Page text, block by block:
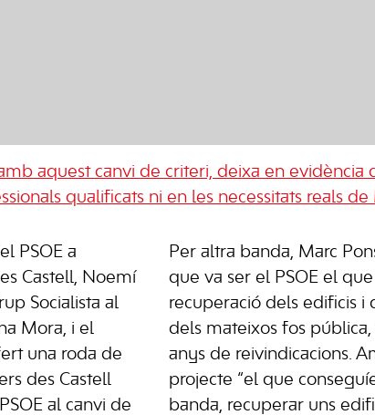
aquest canvi de criteri, deixa en evidència
qualificats ni en les necessitats reals de
PSOE a
Castell, Noemí
Socialista al
Mora, i el
una roda de
des Castell
al canvi de
Per altra banda, Marc
que va ser el PSOE el
recuperació dels edificis i
dels mateixos fos
anys de reivindicacions.
projecte “el que
banda, recuperar uns